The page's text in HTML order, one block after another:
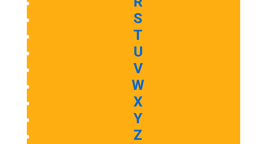
S
T
U
V
W
X
Y
Z